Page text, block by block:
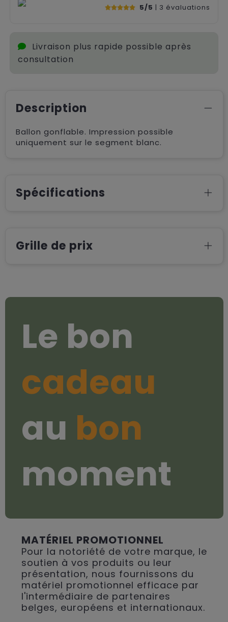
5/5 | 3 évaluations
Livraison plus rapide possible après
consultation
Description
Ballon gonflable. Impression possible
uniquement sur le segment blanc.
Spécifications
Grille de prix
Le bon
cadeau
au bon
moment
MATÉRIEL PROMOTIONNEL
Pour la notoriété de votre marque, le
soutien à vos produits ou leur
présentation, nous fournissons du
matériel promotionnel efficace par
l'intermédiaire de partenaires
belges, européens et internationaux.